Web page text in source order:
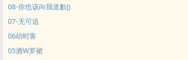
08-你也该向我道歉()
07-无可追
06幼时客
05酒W罗裙